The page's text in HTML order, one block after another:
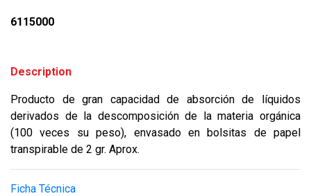
6115000
Description
Producto de gran capacidad de absorción de líquidos
derivados de la descomposición de la materia orgánica
(100 veces su peso), envasado en bolsitas de papel
transpirable de 2 gr. Aprox.
Ficha Técnica